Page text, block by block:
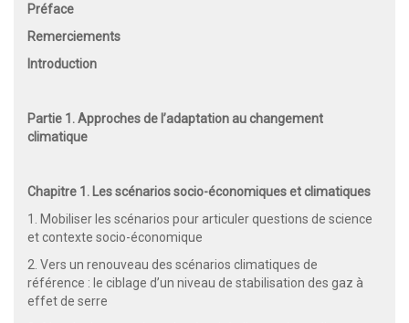
Préface
Remerciements
Introduction
Partie 1. Approches de l’adaptation au changement
climatique
Chapitre 1. Les scénarios socio-économiques et climatiques
1. Mobiliser les scénarios pour articuler questions de science
et contexte socio-économique
2. Vers un renouveau des scénarios climatiques de
référence : le ciblage d’un niveau de stabilisation des gaz à
effet de serre